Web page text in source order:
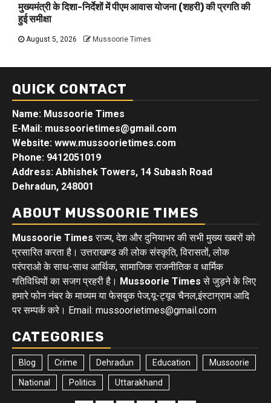
मुख्यमंत्री के दिशा-निर्देशों में पीएम आवास योजना (शहरी) की प्रगति की
हुई समीक्षा
August 5, 2026 Mussoorie Times
QUICK CONTACT
Name: Mussoorie Times
E-Mail: mussoorietimes@gmail.com
Website: www.mussoorietimes.com
Phone: 9412051019
Address: Abhishek Towers, 14 Subash Road
Dehradun, 248001
ABOUT MUSSOORIE TIMES
Mussoorie Times राज्य, देश और दुनियाभर की सभी मुख्य खबरों को
प्रसारित करता है। उत्तराखण्ड की लोक संस्कृति, विरासतों, लोक
परंपराओ के साथ-साथ आर्थिक, सामाजिक राजनीतिक व धार्मिक
गतिविधियों का सजग प्रहरी है। Mussoorie Times से जुड़ने के लिए
हमारे फोन नंबर के माध्यम या फेसबुक पेज,यू-ट्यूब चैनल,इंस्टाग्राम आदि
पर सम्पर्क करे। Email: mussoorietimes@gmail.com
CATEGORIES
Blog Crime Dehradun Education Mussoorie
National Politics Uttarakhand